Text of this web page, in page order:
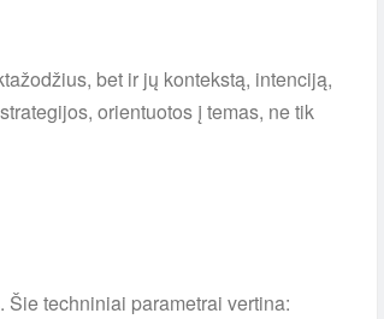
bet ir jų kontekstą, intenciją,
orientuotos į temas, ne tik
techniniai parametrai vertina: